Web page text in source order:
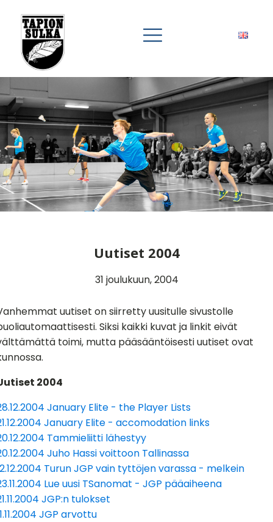
Uutiset 2004
31 joulukuun, 2004
uutiset on siirretty uusitulle sivustolle
Siksi kaikki kuvat ja linkit eivät
toimi, mutta pääsääntöisesti uutiset ovat
2004
January Elite - the Player Lists
January Elite - accomodation links
Tammieliitti lähestyy
Juho Hassi voittoon Tallinassa
Turun JGP vain tyttöjen varassa - melkein
Lue uusi TSanomat - JGP pääaiheena
JGP:n tulokset
JGP arvottu